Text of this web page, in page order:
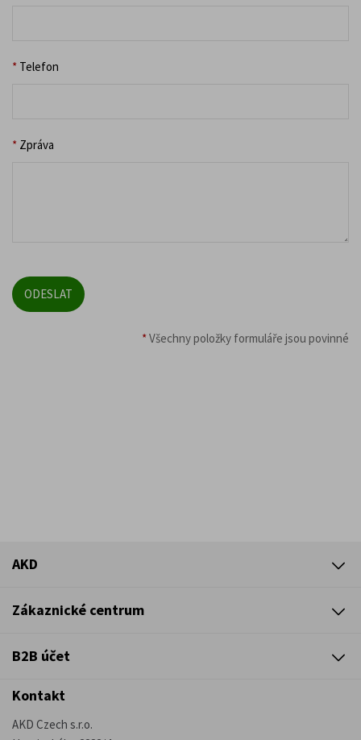
* Telefon
* Zpráva
*Všechny položky formuláře jsou povinné
AKD
Zákaznické centrum
B2B účet
Kontakt
AKD Czech s.r.o.